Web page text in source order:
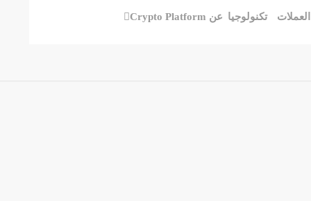
تكنولوجيا عن Crypto Platform